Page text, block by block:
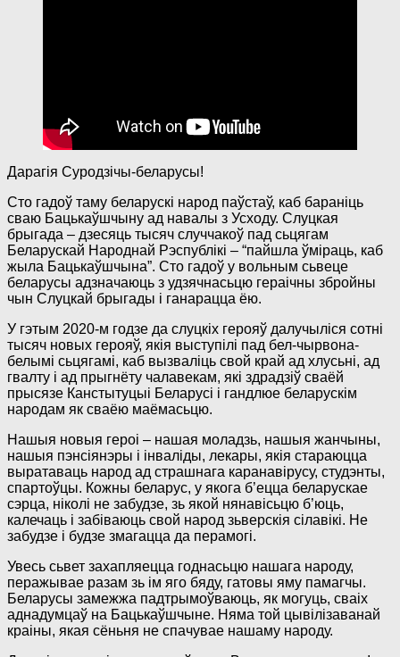
Дарагія Суродзічы-беларусы!
Сто гадоў таму беларускі народ паўстаў, каб бараніць
сваю Бацькаўшчыну ад навалы з Усходу. Слуцкая
брыгада – дзесяць тысяч случчакоў пад сьцягам
Беларускай Народнай Рэспублікі – “пайшла ўміраць, каб
жыла Бацькаўшчына”. Сто гадоў у вольным сьвеце
беларусы адзначаюць з удзячнасьцю гераічны збройны
чын Слуцкай брыгады і ганарацца ёю.
У гэтым 2020-м годзе да слуцкіх герояў далучыліся сотні
тысяч новых герояў, якія выступілі пад бел-чырвона-
белымі сьцягамі, каб вызваліць свой край ад хлусьні, ад
гвалту і ад прыгнёту чалавекам, які здрадзіў сваёй
прысязе Канстытуцыі Беларусі і гандлюе беларускім
народам як сваёю маёмасьцю.
Нашыя новыя героі – нашая моладзь, нашыя жанчыны,
нашыя пэнсіянэры і інваліды, лекары, якія стараюцца
выратаваць народ ад страшнага каранавірусу, студэнты,
спартоўцы. Кожны беларус, у якога б’ецца беларускае
сэрца, ніколі не забудзе, зь якой нянавісьцю б’юць,
калечаць і забіваюць свой народ зьверскія сілавікі. Не
забудзе і будзе змагацца да перамогі.
Увесь сьвет захапляецца годнасьцю нашага народу,
перажывае разам зь ім яго бяду, гатовы яму памагчы.
Беларусы замежжа падтрымоўваюць, як могуць, сваіх
аднадумцаў на Бацькаўшчыне. Няма той цывілізаванай
краіны, якая сёньня не спачувае нашаму народу.